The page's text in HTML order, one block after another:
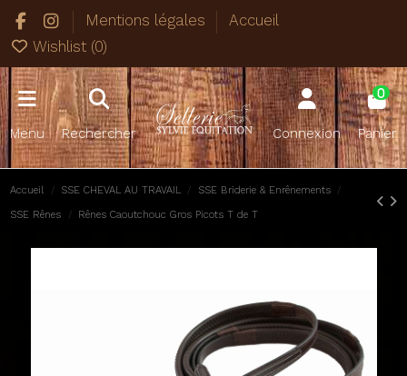
Mentions légales
Accueil
Wishlist (0)
Menu Rechercher Connexion
0
Panier
Accueil SSE CHEVAL AU TRAVAIL SSE Briderie & Enrênements
SSE Rênes Rênes Caoutchouc Gros Picots T de T